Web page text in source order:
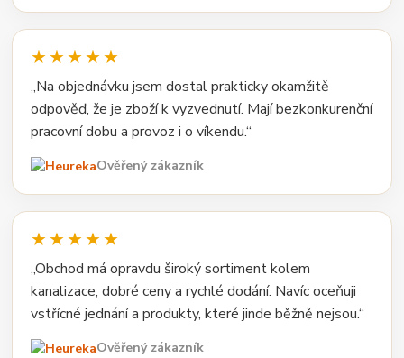
★★★★★
„Na objednávku jsem dostal prakticky okamžitě
odpověď, že je zboží k vyzvednutí. Mají bezkonkurenční
pracovní dobu a provoz i o víkendu.“
Ověřený zákazník
★★★★★
„Obchod má opravdu široký sortiment kolem
kanalizace, dobré ceny a rychlé dodání. Navíc oceňuji
vstřícné jednání a produkty, které jinde běžně nejsou.“
Ověřený zákazník